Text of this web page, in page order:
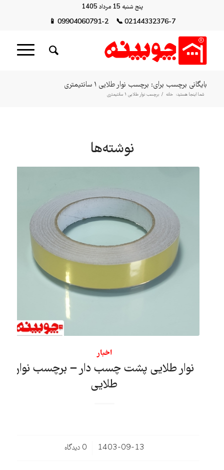
پنج شنبه 15 مرداد 1405
02144332376-7
📞
09904060791-2
📱
بایگانی برچسب برای: برچسب نوار طلایی ۱ سانتیمتری
شما اینجا هستید: خانه / برچسب نوار طلایی ۱ سانتیمتری
نوشته‌ها
اخبار
نوار طلایی پشت چسب دار – برچسب نوار
طلایی
1403-09-13
/ 0 دیدگاه‌